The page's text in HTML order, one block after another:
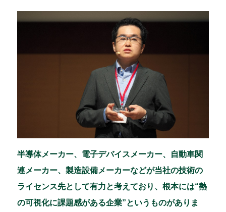
半導体メーカー、電子デバイスメーカー、自動車関
連メーカー、製造設備メーカーなどが当社の技術の
ライセンス先として有力と考えており、根本には“熱
の可視化に課題感がある企業”というものがありま